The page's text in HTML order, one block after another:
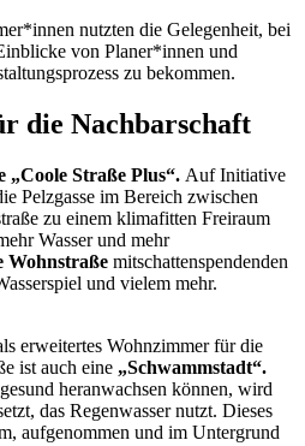
nutzten die Gelegenheit, bei
von Planer*innen und
zu bekommen.
die Nachbarschaft
„Coole Straße Plus“. Auf Initiative
Pelzgasse im Bereich zwischen
zu einem klimafitten Freiraum
Wasser und mehr
Wohnstraße mitschattenspendenden
und vielem mehr.
erweitertes Wohnzimmer für die
ist auch eine „Schwammstadt“.
heranwachsen können, wird
das Regenwasser nutzt. Dieses
aufgenommen und im Untergrund